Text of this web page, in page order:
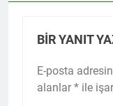
BIR YANIT
E-posta
alanlar * ile